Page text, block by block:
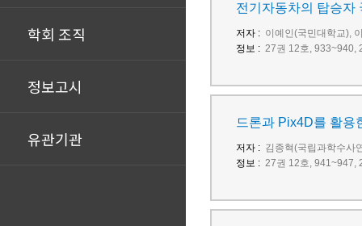
학회 조직
정보고시
유관기관
전기자동차의 탑승자
저자 : 이예인(국민대학교),
정보 : 27권 12호, 933~940,
드론과 Pix4D를 활용
저자 : 김종혁(국립과학수사
정보 : 27권 12호, 941~947,